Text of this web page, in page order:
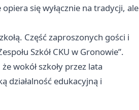
się wyłącznie na tradycji, ale
Część zaproszonych gości i
Szkół CKU w Gronowie”.
wokół szkoły przez lata
działalność edukacyjną i